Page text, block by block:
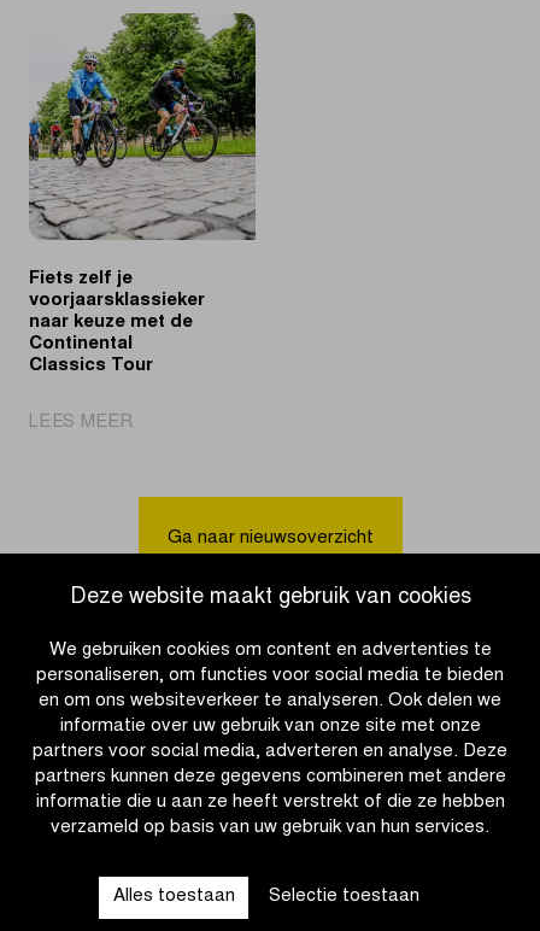
Deze website maakt gebruik van cookies
We gebruiken cookies om content en advertenties te
personaliseren, om functies voor social media te bieden
en om ons websiteverkeer te analyseren. Ook delen we
informatie over uw gebruik van onze site met onze
partners voor social media, adverteren en analyse. Deze
partners kunnen deze gegevens combineren met andere
informatie die u aan ze heeft verstrekt of die ze hebben
verzameld op basis van uw gebruik van hun services.
Alles toestaan Selectie toestaan
Fiets zelf je
voorjaarsklassieker
naar keuze met de
Continental
Classics Tour
LEES MEER
je
naar
met
Continental
Classics
Tour
Ga naar nieuwsoverzicht
OTHER RACES